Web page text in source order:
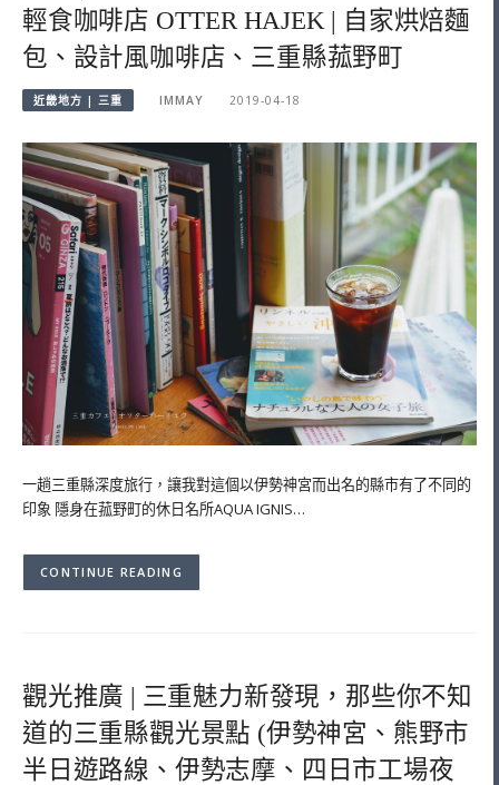
輕食咖啡店 OTTER HAJEK | 自家烘焙麵
包、設計風咖啡店、三重縣菰野町
近畿地方 | 三重 IMMAY 2019-04-18
一趟三重縣深度旅行，讓我對這個以伊勢神宮而出名的縣市有了不同的
印象 隱身在菰野町的休日名所AQUA IGNIS…
CONTINUE READING
觀光推廣 | 三重魅力新發現，那些你不知
道的三重縣觀光景點 (伊勢神宮、熊野市
半日遊路線、伊勢志摩、四日市工場夜